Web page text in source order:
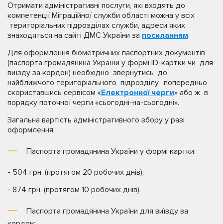
Отримати адміністративні послуги, які входять до
компетенції Міграційної служби області можна у всіх
територіальних підрозділах служби, адреси яких
знаходяться на сайті ДМС України за посиланням.
Для оформлення біометричних паспортних документів
(паспорта громадянина України у формі ID-картки чи для
виїзду за кордон) необхідно звернутись до
найближчого територіального підрозділу, попередньо
скориставшись сервісом «Електронної черги» або ж в
порядку поточної черги «сьогодні-на-сьогодні».
Загальна вартість адміністративного збору у разі
оформлення:
Паспорта громадянина України у формі картки:
- 504 грн. (протягом 20 робочих днів);
- 874 грн. (протягом 10 робочих днів).
Паспорта громадянина України для виїзду за